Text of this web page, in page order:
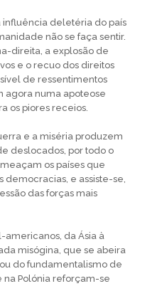
influência deletéria do país
não se faça sentir.
direita, a explosão de
e o recuo dos direitos
de ressentimentos
agora numa apoteose
os piores receios.
e a miséria produzem
deslocados, por todo o
os países que
democracias, e assiste-se,
das forças mais
americanos, da Ásia à
misógina, que se abeira
do fundamentalismo de
na Polónia reforçam-se